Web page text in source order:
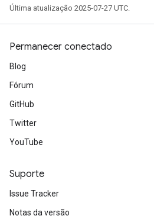
Última atualização 2025-07-27 UTC.
Permanecer conectado
Blog
Fórum
GitHub
Twitter
YouTube
Suporte
Issue Tracker
Notas da versão